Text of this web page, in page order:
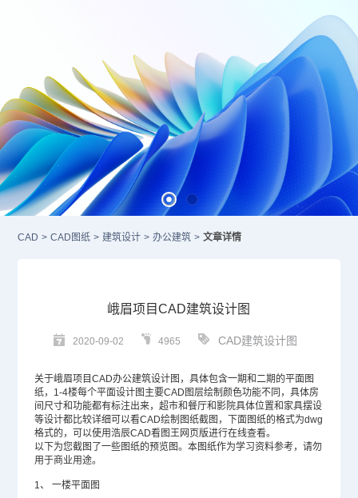
CAD > CAD图纸 > 建筑设计 > 办公建筑 > 文章详情
峨眉项目CAD建筑设计图
2020-09-02 4965 CAD建筑设计图
关于峨眉项目 CAD办公建筑设计图，具体包含一期和二期的平面图
纸，1-4楼每个平面设计图主要CAD图层绘制颜色功能不同，具体房
间尺寸和功能都有标注出来，超市和餐厅和影院具体位置和家具摆设
等设计都比较详细可以看CAD绘制图纸截图，下面图纸的格式为dwg
格式的，可以使用浩辰CAD看图王网页版进行在线查看。
以下为您截图了一些图纸的预览图。本图纸作为学习资料参考，请勿
用于商业用途。
1、 一楼平面图